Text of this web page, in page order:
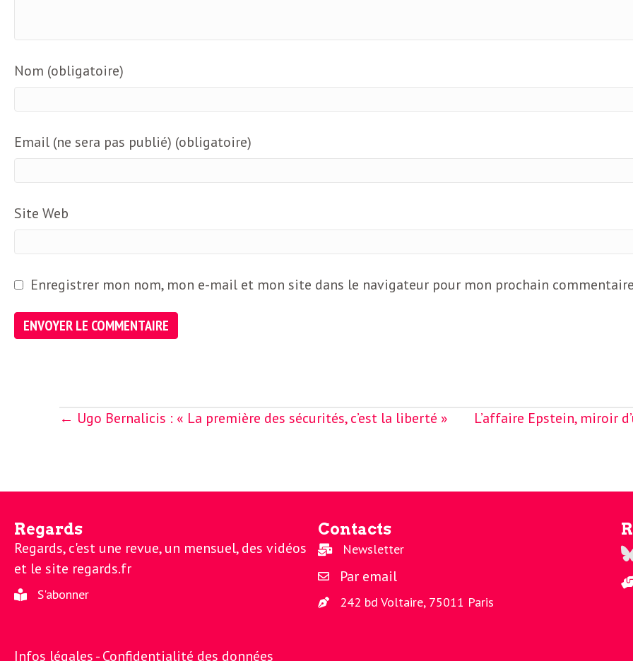
e
R
e
g
a
r
d
s
Nom (obligatoire)
Email (ne sera pas publié) (obligatoire)
Site Web
Enregistrer mon nom, mon e-mail et mon site dans le navigateur pour mon prochain
Posts
← Ugo Bernalicis : « La première des sécurités, c’est la liberté » L’affaire Epstein, miroir
Regards
Regards, c'est une revue, un mensuel, des vidéos
et le site regards.fr
S'abonner
Contacts
Newsletter
Par email
242 bd Voltaire, 75011 Paris
Infos légales -Confidentialité des données